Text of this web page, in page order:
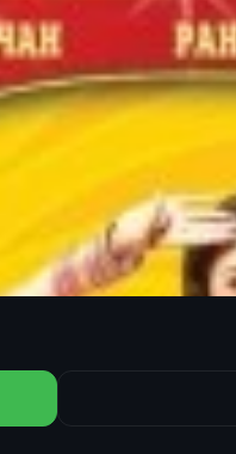
Hind kinosi